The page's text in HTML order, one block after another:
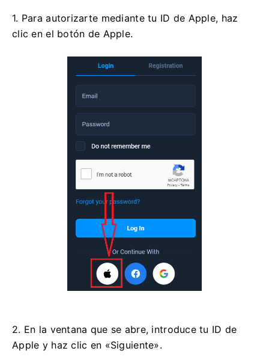
1. Para autorizarte mediante tu ID de Apple, haz
clic en el botón de Apple.
2. En la ventana que se abre, introduce tu ID de
Apple y haz clic en «Siguiente».